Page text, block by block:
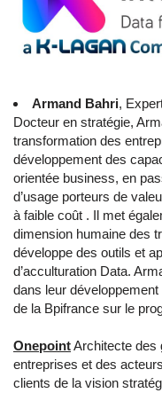
Armand Bahri,
Docteur en stratégie,
transformation des
développement des
orientée business, en
d’usage porteurs de
à faible coût . Il met
dimension humaine des
développe des outils et
d’acculturation Data.
dans leur
de la Bpifrance sur le
OnepointArchitecte des
entreprises et des
clients de la vision